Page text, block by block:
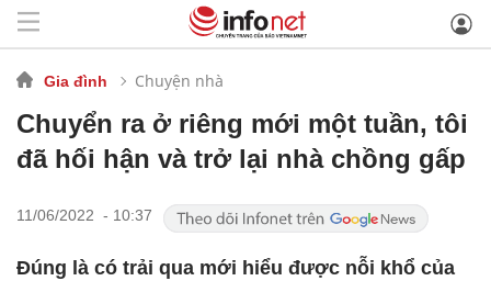
Gia đình Chuyện nhà
Chuyển ra ở riêng mới một tuần, tôi
đã hối hận và trở lại nhà chồng gấp
11/06/2022 - 10:37
Đúng là có trải qua mới hiểu được nỗi khổ của